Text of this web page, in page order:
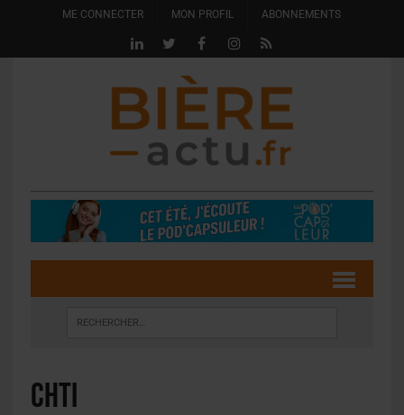
ME CONNECTER MON PROFIL ABONNEMENTS
Chti